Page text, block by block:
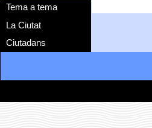
Tema a tema
La Ciutat
Ciutadans